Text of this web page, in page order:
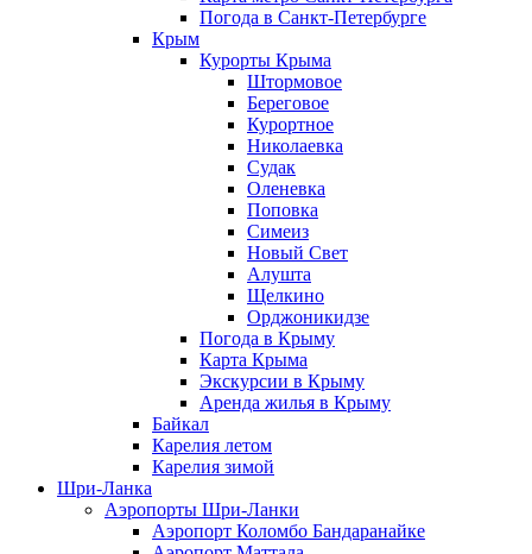
Погода в Санкт-Петербурге
Крым
Курорты Крыма
Штормовое
Береговое
Курортное
Николаевка
Судак
Оленевка
Поповка
Симеиз
Новый Свет
Алушта
Щелкино
Орджоникидзе
Погода в Крыму
Карта Крыма
Экскурсии в Крыму
Аренда жилья в Крыму
Байкал
Карелия летом
Карелия зимой
Шри-Ланка
Аэропорты Шри-Ланки
Аэропорт Коломбо Бандаранайке